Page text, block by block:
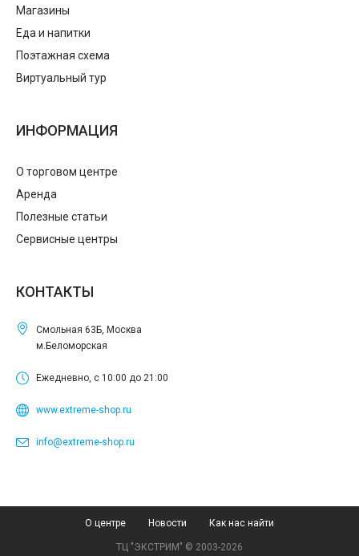
Магазины
Еда и напитки
Поэтажная схема
Виртуальный тур
ИНФОРМАЦИЯ
О торговом центре
Аренда
Полезные статьи
Сервисные центры
КОНТАКТЫ
Смольная 63Б, Москва
м.Беломорская
Ежедневно, с 10:00 до 21:00
www.extreme-shop.ru
info@extreme-shop.ru
О центре Новости Как нас найти
ТЦ "ЭКСТРИМ" © 2003-2026